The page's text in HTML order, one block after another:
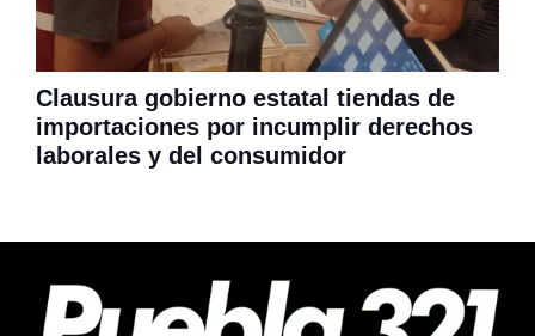
Clausura gobierno estatal tiendas de
importaciones por incumplir derechos
laborales y del consumidor